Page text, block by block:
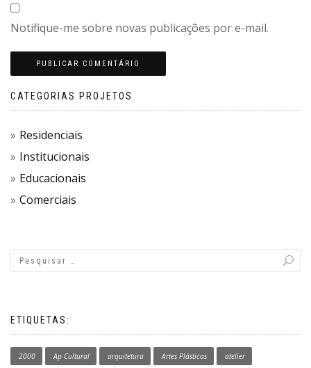
Notifique-me sobre novas publicações por e-mail.
CATEGORIAS PROJETOS
Residenciais
Institucionais
Educacionais
Comerciais
ETIQUETAS:
2000 Ap Cultural arquitetura Artes Plásticas atelier